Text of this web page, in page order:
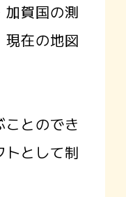
賀国の測
在の地図
とのでき
トとして制